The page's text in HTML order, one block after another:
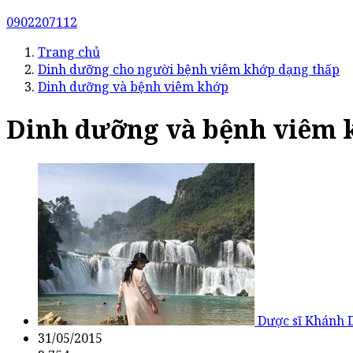
0902207112
Trang chủ
Dinh dưỡng cho người bệnh viêm khớp dạng thấp
Dinh dưỡng và bệnh viêm khớp
Dinh dưỡng và bệnh viêm
Dược sĩ Khánh
31/05/2015